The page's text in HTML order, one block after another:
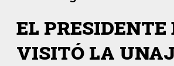
EL PRESIDENTE
VISITÓ LA